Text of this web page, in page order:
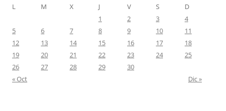
L
M X J V S
D
1
2 3
4
5
6 7 8 9 10
11
12
13 14 15 16 17
18
19
20 21 22 23 24
25
26
27 28 29
30
« Oct
Dic »